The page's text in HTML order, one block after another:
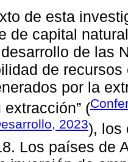
de esta
de capital
de las
de
por la
(
2023), los
Los países de